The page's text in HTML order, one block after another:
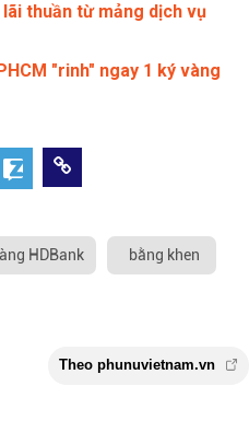
thuần từ mảng dịch vụ
"rinh" ngay 1 ký vàng
HDBank bằng khen